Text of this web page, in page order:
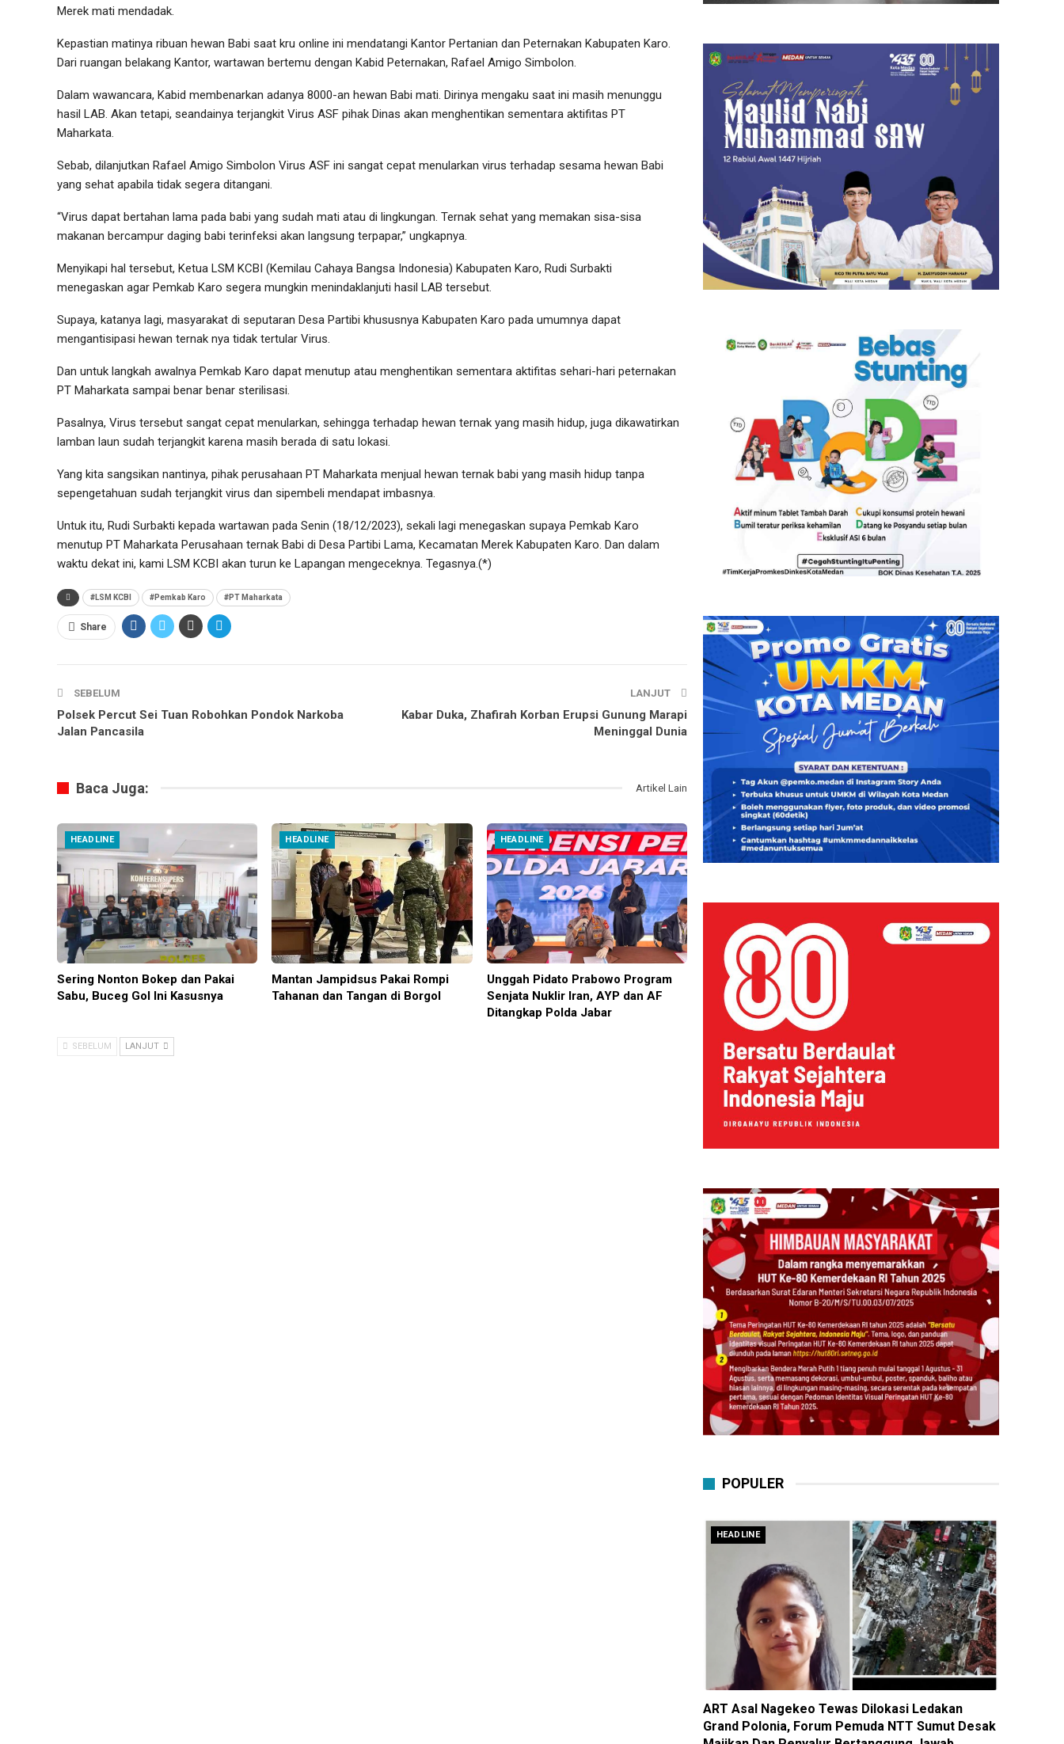
Merek mati mendadak.
Kepastian matinya ribuan hewan Babi saat kru online ini mendatangi Kantor Pertanian dan Peternakan Kabupaten Karo.
Dari ruangan belakang Kantor, wartawan bertemu dengan Kabid Peternakan, Rafael Amigo Simbolon.
Dalam wawancara, Kabid membenarkan adanya 8000-an hewan Babi mati. Dirinya mengaku saat ini masih menunggu
hasil LAB. Akan tetapi, seandainya terjangkit Virus ASF pihak Dinas akan menghentikan sementara aktifitas PT
Maharkata.
Sebab, dilanjutkan Rafael Amigo Simbolon Virus ASF ini sangat cepat menularkan virus terhadap sesama hewan Babi
yang sehat apabila tidak segera ditangani.
“Virus dapat bertahan lama pada babi yang sudah mati atau di lingkungan. Ternak sehat yang memakan sisa-sisa
makanan bercampur daging babi terinfeksi akan langsung terpapar,” ungkapnya.
Menyikapi hal tersebut, Ketua LSM KCBI (Kemilau Cahaya Bangsa Indonesia) Kabupaten Karo, Rudi Surbakti
menegaskan agar Pemkab Karo segera mungkin menindaklanjuti hasil LAB tersebut.
Supaya, katanya lagi, masyarakat di seputaran Desa Partibi khususnya Kabupaten Karo pada umumnya dapat
mengantisipasi hewan ternak nya tidak tertular Virus.
Dan untuk langkah awalnya Pemkab Karo dapat menutup atau menghentikan sementara aktifitas sehari-hari peternakan
PT Maharkata sampai benar benar sterilisasi.
Pasalnya, Virus tersebut sangat cepat menularkan, sehingga terhadap hewan ternak yang masih hidup, juga dikawatirkan
lamban laun sudah terjangkit karena masih berada di satu lokasi.
Yang kita sangsikan nantinya, pihak perusahaan PT Maharkata menjual hewan ternak babi yang masih hidup tanpa
sepengetahuan sudah terjangkit virus dan sipembeli mendapat imbasnya.
Untuk itu, Rudi Surbakti kepada wartawan pada Senin (18/12/2023), sekali lagi menegaskan supaya Pemkab Karo
menutup PT Maharkata Perusahaan ternak Babi di Desa Partibi Lama, Kecamatan Merek Kabupaten Karo. Dan dalam
waktu dekat ini, kami LSM KCBI akan turun ke Lapangan mengeceknya. Tegasnya.(*)
#LSM KCBI #Pemkab Karo #PT Maharkata
Share
SEBELUM
Polsek Percut Sei Tuan Robohkan Pondok Narkoba
Jalan Pancasila
LANJUT
Kabar Duka, Zhafirah Korban Erupsi Gunung Marapi
Meninggal Dunia
Baca Juga: Artikel Lain
HEADLINE
Sering Nonton Bokep dan Pakai
Sabu, Buceg Gol Ini Kasusnya
HEADLINE
Mantan Jampidsus Pakai Rompi
Tahanan dan Tangan di Borgol
HEADLINE
Unggah Pidato Prabowo Program
Senjata Nuklir Iran, AYP dan AF
Ditangkap Polda Jabar
SEBELUM LANJUT
POPULER
HEADLINE
ART Asal Nagekeo Tewas Dilokasi Ledakan
Grand Polonia, Forum Pemuda NTT Sumut Desak